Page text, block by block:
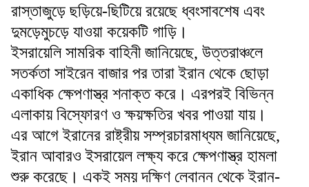
রাস্তাজুড়ে ছড়িয়ে-ছিটিয়ে রয়েছে ধ্বংসাবশেষ এবং
দুমড়েমুচড়ে যাওয়া কয়েকটি গাড়ি।
ইসরায়েলি সামরিক বাহিনী জানিয়েছে, উত্তরাঞ্চলে
সতর্কতা সাইরেন বাজার পর তারা ইরান থেকে ছোড়া
একাধিক ক্ষেপণাস্ত্র শনাক্ত করে। এরপরই বিভিন্ন
এলাকায় বিস্ফোরণ ও ক্ষয়ক্ষতির খবর পাওয়া যায়।
এর আগে ইরানের রাষ্ট্রীয় সম্প্রচারমাধ্যম জানিয়েছে,
ইরান আবারও ইসরায়েল লক্ষ্য করে ক্ষেপণাস্ত্র হামলা
শুরু করেছে। একই সময় দক্ষিণ লেবানন থেকে ইরান-